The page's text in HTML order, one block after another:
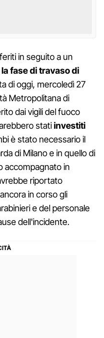
in seguito a un
fase di travaso di
di oggi, mercoledì 27
Metropolitana di
dai vigili del fuoco
statiinvestiti
è stato necessario il
di Milano e in quello di
accompagnato in
riportato
in corso gli
e del personale
dell'incidente.